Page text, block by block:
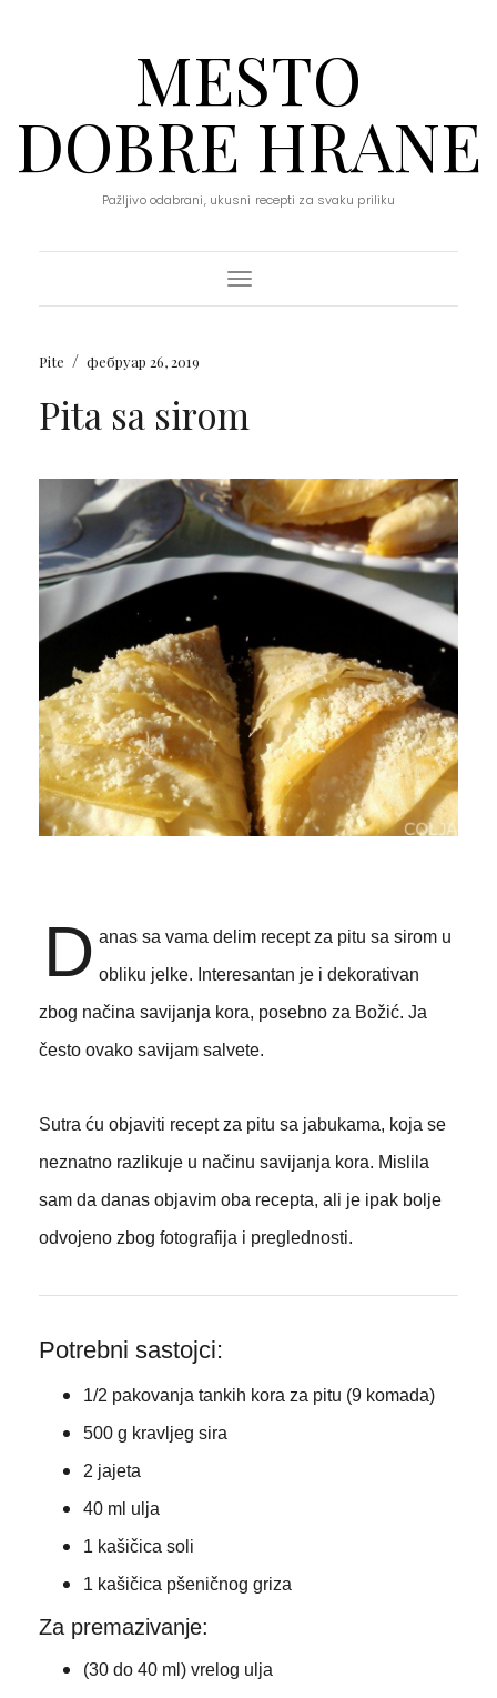
MESTO
DOBRE HRANE
Pažljivo odabrani, ukusni recepti za svaku priliku
Toggle Navigation
Pite / фебруар 26, 2019
Pita sa sirom
D anas sa vama delim recept za pitu sa sirom u
obliku jelke. Interesantan je i dekorativan
zbog načina savijanja kora, posebno za Božić. Ja
često ovako savijam salvete.
Sutra ću objaviti recept za pitu sa jabukama, koja se
neznatno razlikuje u načinu savijanja kora. Mislila
sam da danas objavim oba recepta, ali je ipak bolje
odvojeno zbog fotografija i preglednosti.
Potrebni sastojci:
1/2 pakovanja tankih kora za pitu (9 komada)
500 g kravljeg sira
2 jajeta
40 ml ulja
1 kašičica soli
1 kašičica pšeničnog griza
Za premazivanje:
(30 do 40 ml) vrelog ulja